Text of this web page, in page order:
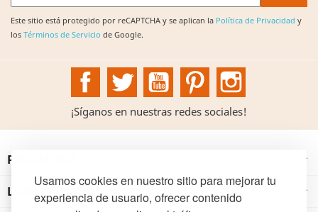
Usamos cookies en nuestro sitio para mejorar tu
experiencia de usuario, ofrecer contenido
Este sitio está protegido por reCAPTCHA y se aplican la Política de Privacidad y
los Términos de Servicio de Google.
FacebookTwitter YouTubePinterest
¡Síganos en nuestras redes sociales!
PRODUCTOS 
LA INSTITUCIÓN 